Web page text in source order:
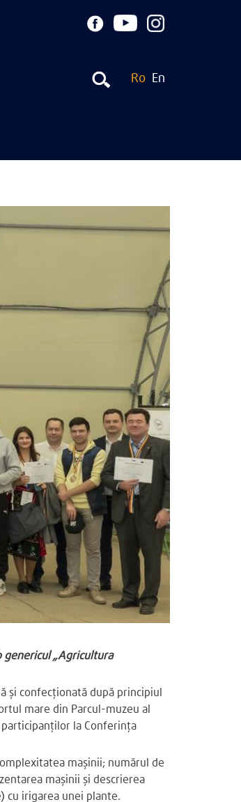
Ro En
genericul „Agricultura
și confecționată după principiul
mare din Parcul-muzeu al
la Conferința
mașinii; numărul de
mașinii și descrierea
cu irigarea unei plante.